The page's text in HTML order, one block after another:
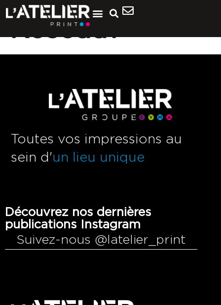
Réseau1
Toutes vos impressions au
sein d'un lieu unique
Découvrez nos dernières
publications Instagram
Suivez-nous @latelier_print